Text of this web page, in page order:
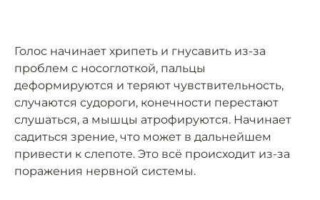
Голос начинает хрипеть и гнусавить из-за
проблем с носоглоткой, пальцы
деформируются и теряют чувствительность,
случаются судороги, конечности перестают
слушаться, а мышцы атрофируются. Начинает
садиться зрение, что может в дальнейшем
привести к слепоте. Это всё происходит из-за
поражения нервной системы.